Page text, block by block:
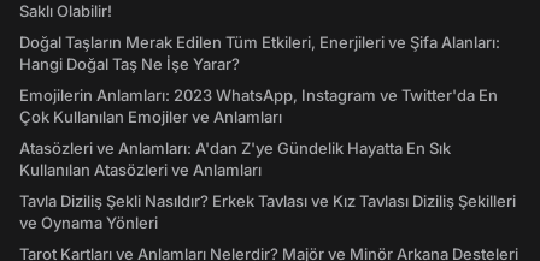
Saklı Olabilir!
Doğal Taşların Merak Edilen Tüm Etkileri, Enerjileri ve Şifa Alanları:
Hangi Doğal Taş Ne İşe Yarar?
Emojilerin Anlamları: 2023 WhatsApp, Instagram ve Twitter'da En
Çok Kullanılan Emojiler ve Anlamları
Atasözleri ve Anlamları: A'dan Z'ye Gündelik Hayatta En Sık
Kullanılan Atasözleri ve Anlamları
Tavla Diziliş Şekli Nasıldır? Erkek Tavlası ve Kız Tavlası Diziliş Şekilleri
ve Oynama Yönleri
Tarot Kartları ve Anlamları Nelerdir? Majör ve Minör Arkana Desteleri